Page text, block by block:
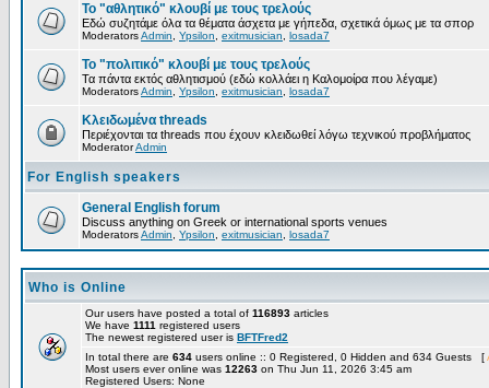
Το "αθλητικό" κλουβί με τους τρελούς
Εδώ συζητάμε όλα τα θέματα άσχετα με γήπεδα, σχετικά όμως με τα σπορ
ModeratorsAdmin Ypsilon exitmusician losada7
Το "πολιτικό" κλουβί με τους τρελούς
Τα πάντα εκτός αθλητισμού (εδώ κολλάει η Καλομοίρα που λέγαμε)
ModeratorsAdmin Ypsilon exitmusician losada7
Κλειδωμένα threads
Περιέχονται τα threads που έχουν κλειδωθεί λόγω τεχνικού προβλήματος
ModeratorAdmin
For English speakers
General English forum
Discuss anything on Greek or international sports venues
ModeratorsAdmin Ypsilon exitmusician losada7
Who is Online
Our users have posted a total of 116893 articles
We have 1111 registered users
The newest registered user is BFTFred2
In total there are 634 users online :: 0 Registered, 0 Hidden and 634 Guests [
Most users ever online was 12263 on Thu Jun 11, 2026 3:45 am
Registered Users: None